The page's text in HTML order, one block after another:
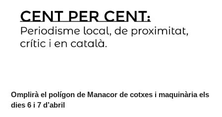
Omplirà el polígon de Manacor de cotxes i maquinària els
dies 6 i 7 d’abril